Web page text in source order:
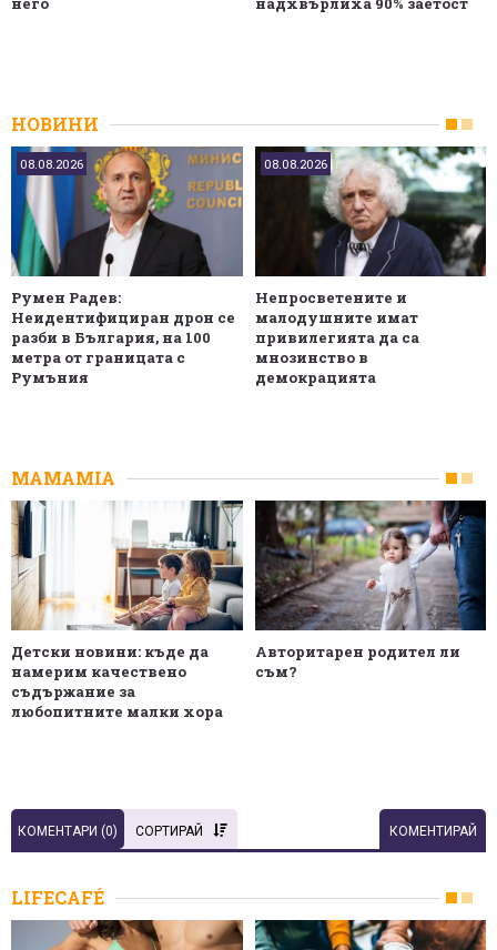
НОВИНИ
08.08.2026
Румен Радев:
Неидентифициран дрон се
разби в България, на 100
метра от границата с
Румъния
08.08.2026
Непросветените и
малодушните имат
привилегията да са
мнозинство в
демокрацията
MAMAMIA
Детски новини: къде да
намерим качествено
съдържание за
любопитните малки хора
Авторитарен родител ли
съм?
КОМЕНТАРИ (0) СОРТИРАЙ КОМЕНТИРАЙ
LIFECAFÉ